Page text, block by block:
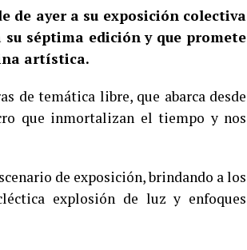
de ayer a su exposición colectiva
séptima edición y que promete
artística.
de temática libre, que abarca desde
que inmortalizan el tiempo y nos
de exposición, brindando a los
explosión de luz y enfoques